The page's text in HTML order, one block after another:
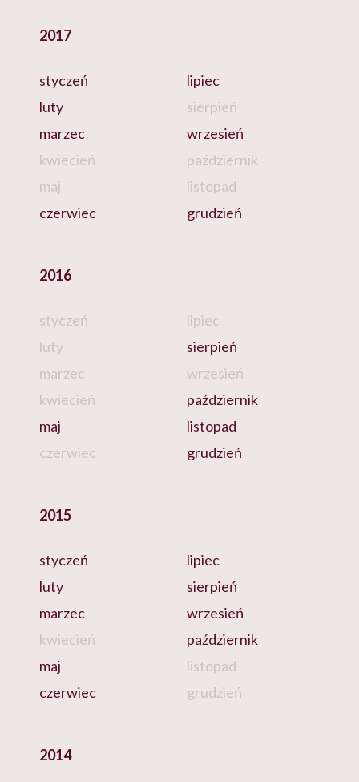
2017
styczeń
luty
marzec
kwiecień
maj
czerwiec
lipiec
sierpień
wrzesień
październik
listopad
grudzień
2016
styczeń
luty
marzec
kwiecień
maj
czerwiec
lipiec
sierpień
wrzesień
październik
listopad
grudzień
2015
styczeń
luty
marzec
kwiecień
maj
czerwiec
lipiec
sierpień
wrzesień
październik
listopad
grudzień
2014